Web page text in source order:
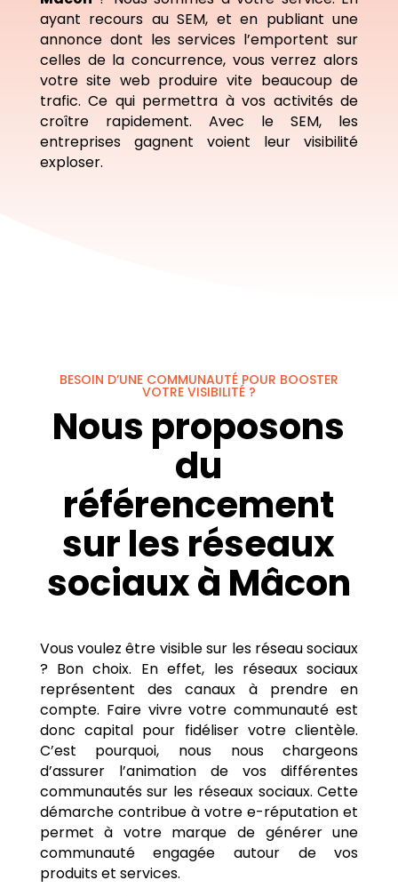
ayant recours au SEM, et en publiant une
annonce dont les services l’emportent sur
celles de la concurrence, vous verrez alors
votre site web produire vite beaucoup de
trafic. Ce qui permettra à vos activités de
croître rapidement. Avec le SEM, les
entreprises gagnent voient leur visibilité
exploser.
BESOIN D’UNE COMMUNAUTÉ POUR BOOSTER
VOTRE VISIBILITÉ ?
Nous proposons
du
référencement
sur les réseaux
sociaux à Mâcon
Vous voulez être visible sur les réseau sociaux
? Bon choix. En effet, les réseaux sociaux
représentent des canaux à prendre en
compte. Faire vivre votre communauté est
donc capital pour fidéliser votre clientèle.
C’est pourquoi, nous nous chargeons
d’assurer l’animation de vos différentes
communautés sur les réseaux sociaux. Cette
démarche contribue à votre e-réputation et
permet à votre marque de générer une
communauté engagée autour de vos
produits et services.